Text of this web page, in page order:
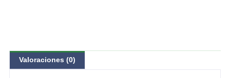
Valoraciones (0)